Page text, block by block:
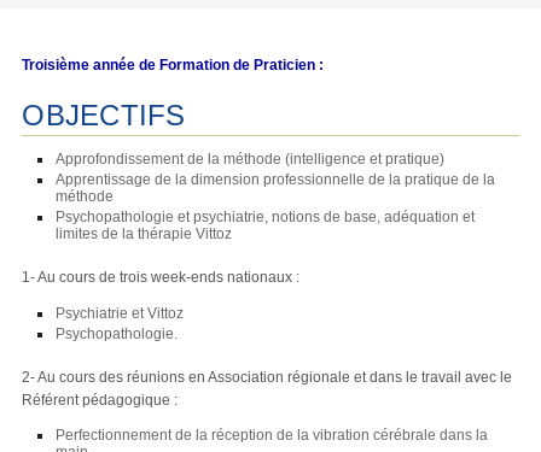
Troisième année de Formation de Praticien :
OBJECTIFS
Approfondissement de la méthode (intelligence et pratique)
Apprentissage de la dimension professionnelle de la pratique de la
méthode
Psychopathologie et psychiatrie, notions de base, adéquation et
limites de la thérapie Vittoz
1- Au cours de trois week-ends nationaux :
Psychiatrie et Vittoz
Psychopathologie.
2- Au cours des réunions en Association régionale et dans le travail avec le
Référent pédagogique :
Perfectionnement de la réception de la vibration cérébrale dans la